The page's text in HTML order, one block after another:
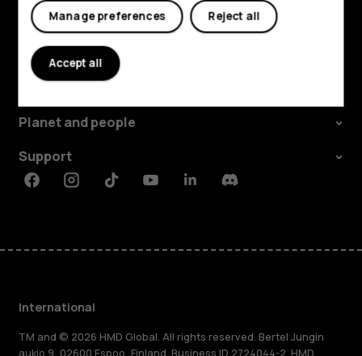
Explore
About
Planet and people
Support
FacebookInstagramTiktokYoutubeLinkedinDiscord
International
TM and © 2026 HMD Global. All rights reserved. Bertel Jungin
aukio 9, 02600 Espoo, Finland. Business ID 2724044-2. HMD
Reject all
Manage preferences
Accept all